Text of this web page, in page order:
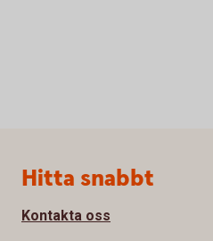
Sidfot
Hitta snabbt
Kontakta oss